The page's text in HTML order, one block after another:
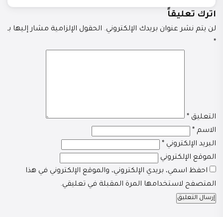
اترك تعليقاً
لن يتم نشر عنوان بريدك الإلكتروني. الحقول الإلزامية مشار إليها بـ
*
التعليق *
الاسم *
البريد الإلكتروني *
الموقع الإلكتروني
احفظ اسمي، بريدي الإلكتروني، والموقع الإلكتروني في هذا
المتصفح لاستخدامها المرة المقبلة في تعليقي.